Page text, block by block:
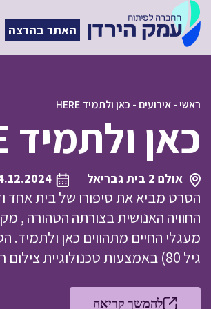
האתר בהרצה
ראשי-אירועים - כאן ולתמיד HERE
כאן ולתמיד HERE
אולם 2 בית גבריאל
הסרט מביא את סיפורו של בית אחד
החוויה האנושית בצורתה הטהורה ,
מעגלי החיים מתהווים כאן ולתמיד.
גיל 80) באמצעות טכנולוגיית צילום חדשנית . כאן […]
להמשך קריאה